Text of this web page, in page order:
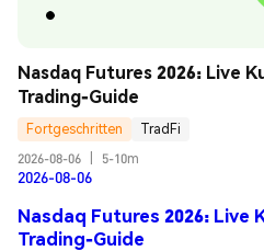
Nasdaq Futures 2026: Live
Trading-Guide
Fortgeschritten
TradFi
2026-08-06
5-10m
2026-08-06
Nasdaq Futures 2026: Live
Trading-Guide